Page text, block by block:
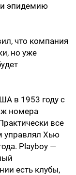
и эпидемию
что компания
но уже
в 1953 году с
номера
все
управлял Хью
Playboy —
есть клубы,